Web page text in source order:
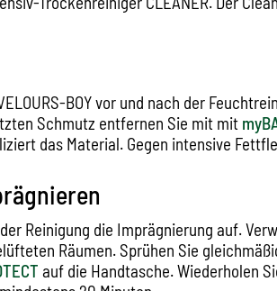
BOY vor und nach der
Schmutz entfernen Sie mit mit
das Material. Gegen intensive
Reinigung die Imprägnierung auf.
Räumen. Sprühen Sie
auf die Handtasche. Wiederholen